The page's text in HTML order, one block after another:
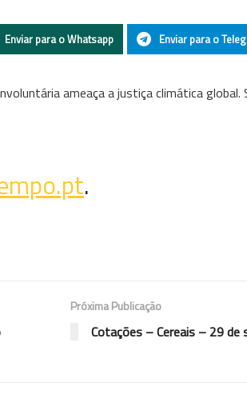
Enviar para o Whatsapp Enviar para o
ameaça a justiça climática global.
.
Próxima Publicação
Cotações – Cereais – 29